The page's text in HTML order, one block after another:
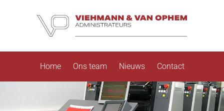
Home Ons team Nieuws Contact